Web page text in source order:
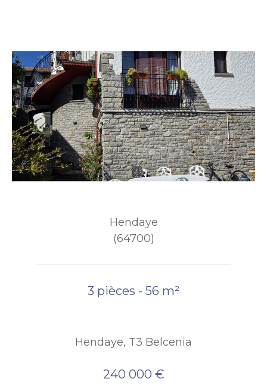
Hendaye
(64700)
3 pièces - 56 m²
Hendaye, T3 Belcenia
240 000 €